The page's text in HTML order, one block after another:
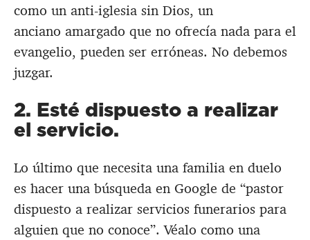
como un anti-iglesia sin Dios, un
anciano amargado que no ofrecía nada para el
evangelio, pueden ser erróneas. No debemos
juzgar.
2. Esté dispuesto a realizar
el servicio.
Lo último que necesita una familia en duelo
es hacer una búsqueda en Google de “pastor
dispuesto a realizar servicios funerarios para
alguien que no conoce”. Véalo como una